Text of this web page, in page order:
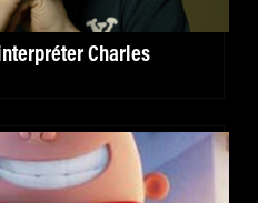
Charles